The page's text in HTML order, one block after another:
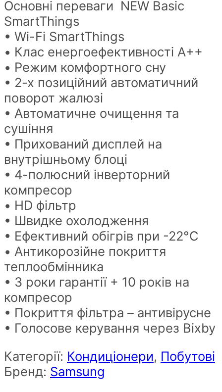
Основні переваги NEW Basic
SmartThings
• Wi-Fi SmartThings
• Клас енергоефективності A++
• Режим комфортного сну
• 2-х позиційний автоматичний
поворот жалюзі
• Автоматичне очищення та
сушіння
• Прихований дисплей на
внутрішньому блоці
• 4-полюсний інверторний
компресор
• HD фільтр
• Швидке охолодження
• Ефективний обігрів при -22°C
• Антикорозійне покриття
теплообмінника
• 3 роки гарантії + 10 років на
компресор
• Покриття фільтра – антивірусне
• Голосове керування через Bixby
Категорії: Кондиціонери, Побутові
Бренд: Samsung